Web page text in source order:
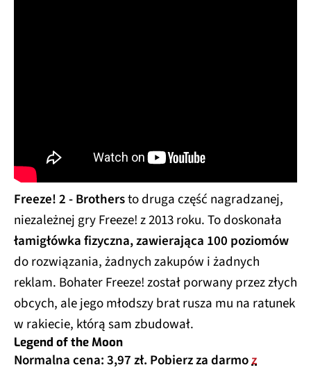
Freeze! 2 - Brothersto druga część nagradzanej,
niezależnej gry Freeze! z 2013 roku. To doskonała
łamigłówka fizyczna, zawierająca 100 poziomów
do rozwiązania, żadnych zakupów i żadnych
reklam. Bohater Freeze! został porwany przez złych
obcych, ale jego młodszy brat rusza mu na ratunek
w rakiecie, którą sam zbudował.
Legend of the Moon
Normalna cena: 3,97 zł. Pobierz za darmoz